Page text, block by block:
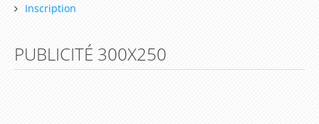
Inscription
PUBLICITÉ 300X250